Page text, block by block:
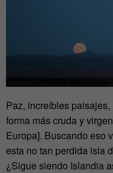
Paz, increíbles
forma más cruda y
Europa]. Buscando eso
esta no tan perdida isla
¿Sigue siendo Islandia